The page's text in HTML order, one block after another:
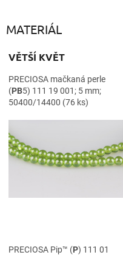
MATERIÁL
VĚTŠÍ KVĚT
PRECIOSA mačkaná perle
(PB5) 111 19 001; 5 mm;
50400/14400 (76 ks)
PRECIOSA Pip™ (P) 111 01